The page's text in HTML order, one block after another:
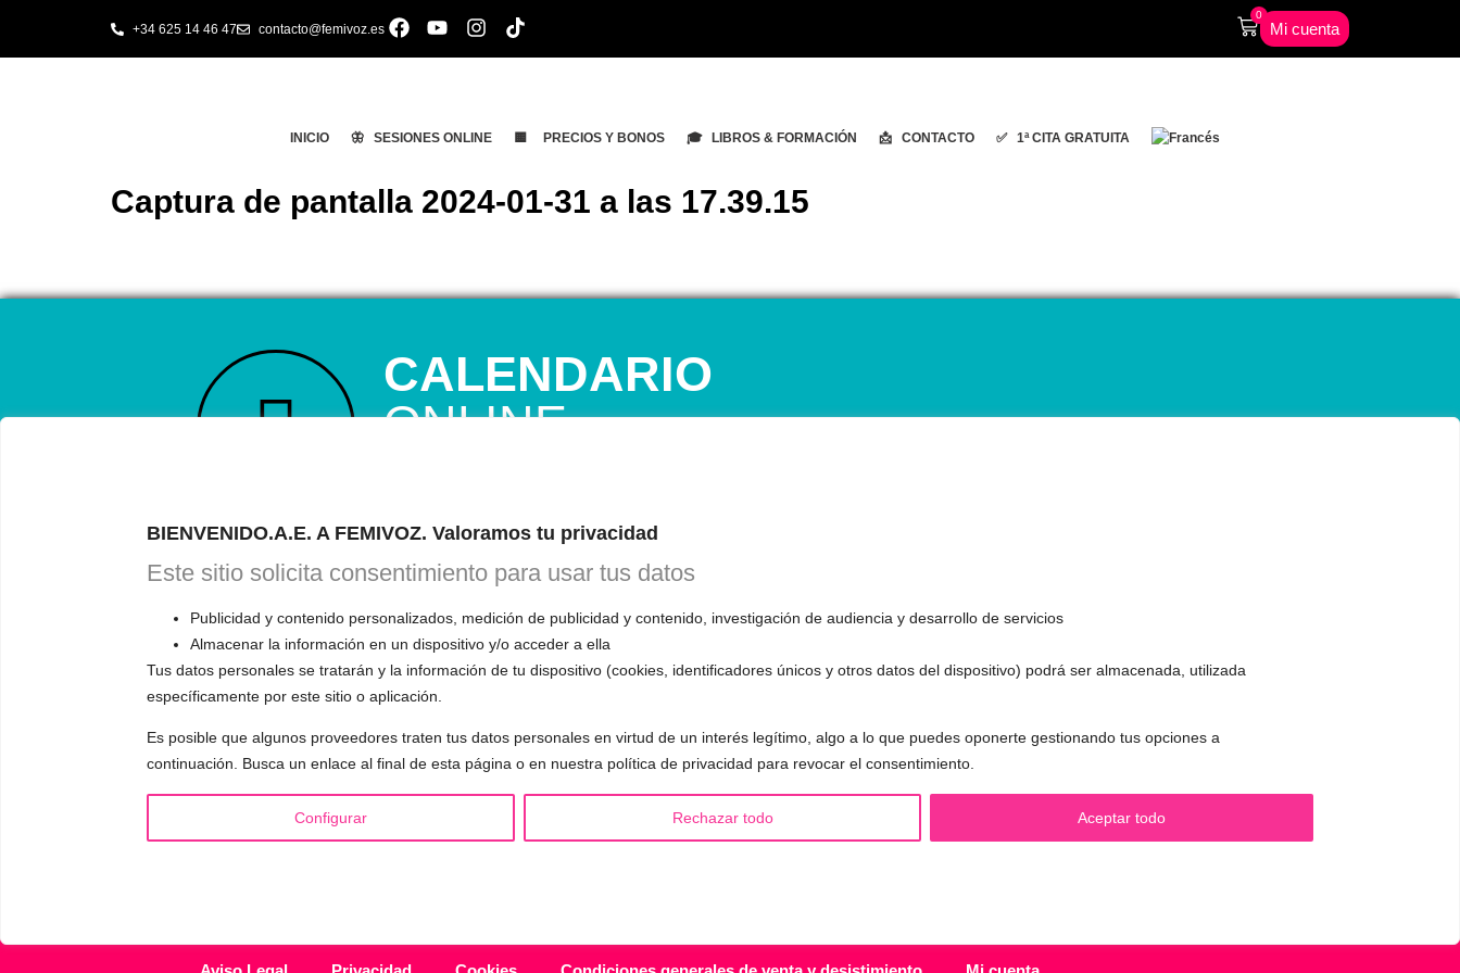
BIENVENIDO.A.E. A FEMIVOZ. Valoramos tu privacidad
Este sitio solicita consentimiento para usar tus datos
Publicidad y contenido personalizados, medición de publicidad y contenido, investigación de audiencia y desarrollo de servicios
Almacenar la información en un dispositivo y/o acceder a ella
Tus datos personales se tratarán y la información de tu dispositivo (cookies, identificadores únicos y otros datos del dispositivo) podrá ser almacenada, utilizada
específicamente por este sitio o aplicación.
Es posible que algunos proveedores traten tus datos personales en virtud de un interés legítimo, algo a lo que puedes oponerte gestionando tus opciones a
continuación. Busca un enlace al final de esta página o en nuestra política de privacidad para revocar el consentimiento.
Configurar Rechazar todo Aceptar todo
+34 625 14 46 47 contacto@femivoz.es
0
Mi cuenta
INICIO 🦋 SESIONES ONLINE 🟨 PRECIOS Y BONOS 🎓 LIBROS & FORMACIÓN 📩 CONTACTO ✅ 1ª CITA GRATUITA
Captura de pantalla 2024-01-31 a las 17.39.15
CALENDARIO
ONLINE
explicará cómo funciona el entrenamiento vocal y
responderá a todas tus preguntas.
INFORMACIÓN
¿Quién es Mariela Astudillo?
❓ Preguntas Frecuentes
VOCES LGBTQIA+ 🏳️‍🌈
▪️ Feminización de la voz
▪️ Masculinización de la voz
▪️ Dualización de la voz
▪️ Caracterización de la voz
▪️ Modificación del acento
🟥 CIRUGÍA: Glotoplastia
Pide tu CITA ONLINE